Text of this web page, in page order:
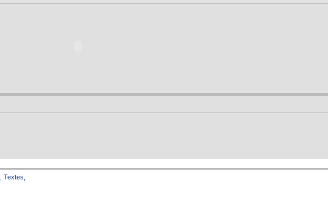
Textes